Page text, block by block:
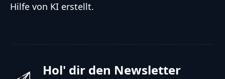
Hilfe von KI erstellt.
Hol' dir den Newsletter